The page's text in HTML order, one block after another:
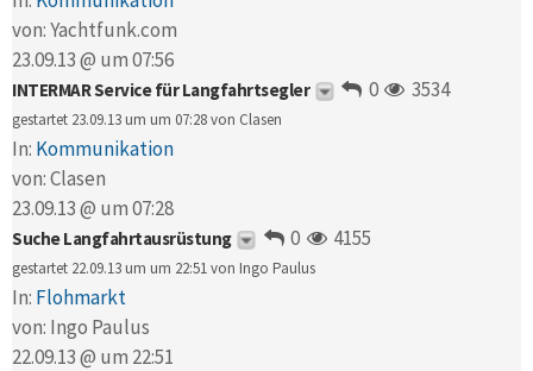
von:Yachtfunk.com
23.09.13 @ um 07:56
INTERMAR Service für Langfahrtsegler 0 3534
gestartet 23.09.13 um um 07:28 von Clasen
In: Kommunikation
von:Clasen
23.09.13 @ um 07:28
Suche Langfahrtausrüstung 0 4155
gestartet 22.09.13 um um 22:51 von Ingo Paulus
In: Flohmarkt
von: Ingo Paulus
22.09.13 @ um 22:51